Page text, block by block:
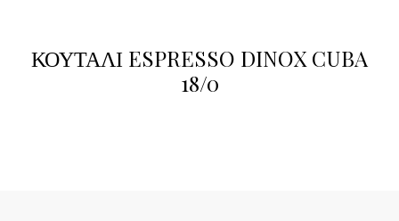
ΚΟΥΤΑΛΙ ESPRESSO DINOX CUBA
18/0